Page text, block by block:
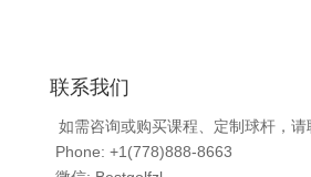
联系我们
如需咨询或购买课程、定制球杆，请
Phone: +1(778)888-8663